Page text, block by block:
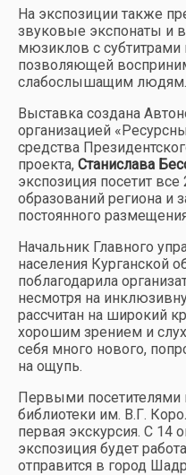
На экспозиции также
звуковые экспонаты и
мюзиклов с субтитрами
позволяющей
слабослышащим людям.
Выставка создана
организацией
средства
проекта, Станислава
экспозиция посетит
образований региона и
постоянного
Начальник Главного
населения Курганской
поблагодарила
несмотря на
рассчитан на широкий
хорошим зрением и
себя много нового,
на ощупь.
Первыми посетителями
библиотеки им. В.Г.
первая экскурсия. С 14
экспозиция будет
отправится в город